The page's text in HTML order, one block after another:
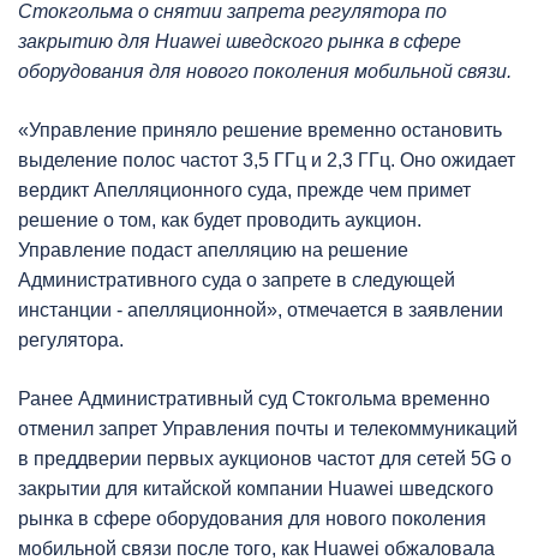
Стокгольма о снятии запрета регулятора по
закрытию для Huawei шведского рынка в сфере
оборудования для нового поколения мобильной связи.
«Управление приняло решение временно остановить
выделение полос частот 3,5 ГГц и 2,3 ГГц. Оно ожидает
вердикт Апелляционного суда, прежде чем примет
решение о том, как будет проводить аукцион.
Управление подаст апелляцию на решение
Административного суда о запрете в следующей
инстанции - апелляционной», отмечается в заявлении
регулятора.
Ранее Административный суд Стокгольма временно
отменил запрет Управления почты и телекоммуникаций
в преддверии первых аукционов частот для сетей 5G о
закрытии для китайской компании Huawei шведского
рынка в сфере оборудования для нового поколения
мобильной связи после того, как Huawei обжаловала